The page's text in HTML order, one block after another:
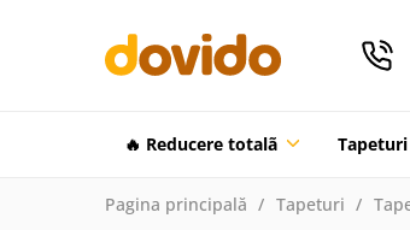
🔥 Reducere totalã Tapeturi
Pagina principală Tapeturi